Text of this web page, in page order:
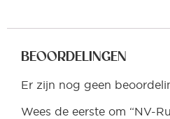
BEOORDELINGEN
Er zijn nog geen
Wees de eerste om “NV-